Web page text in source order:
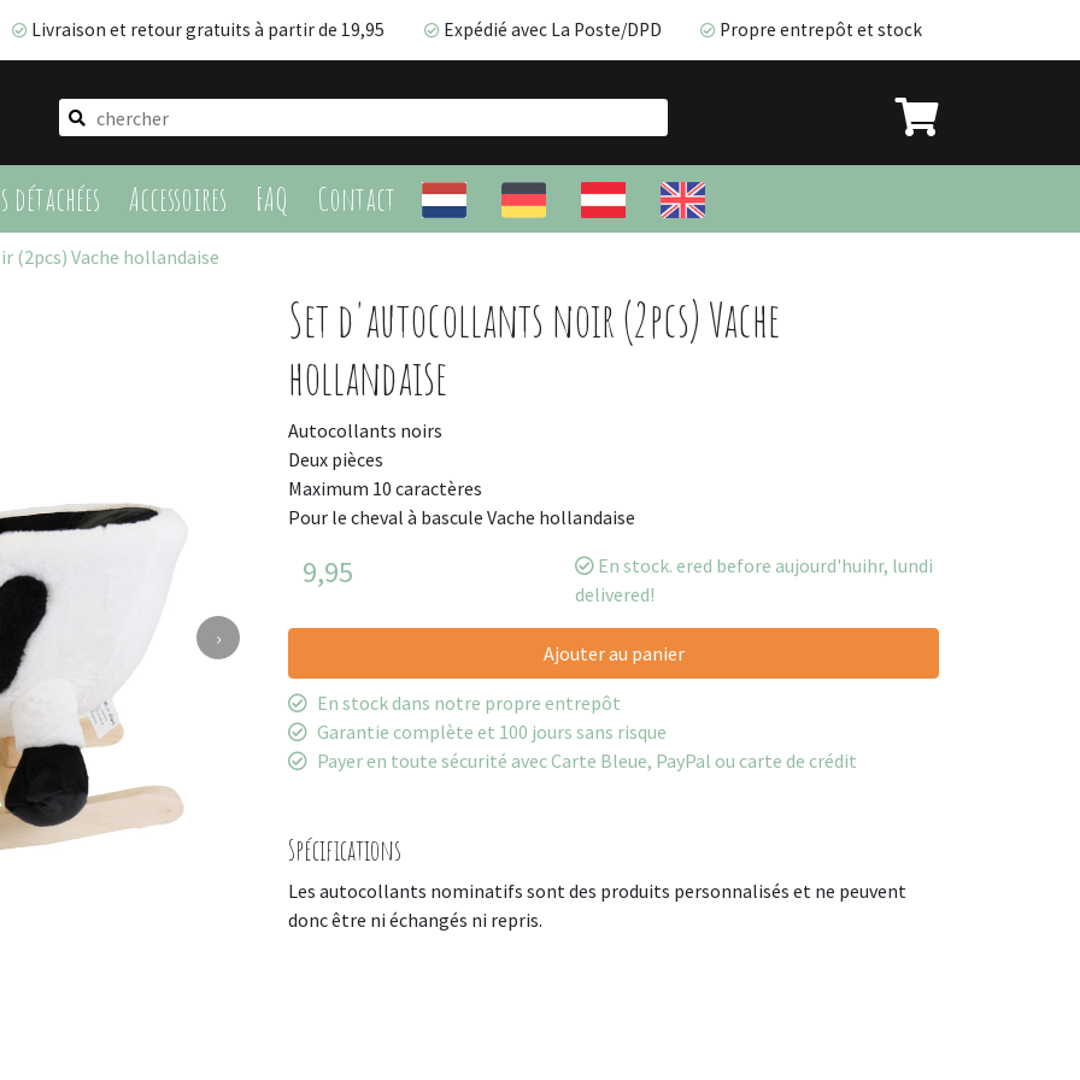
Livraison et retour gratuits à partir de 19,95 Expédié avec La Poste/DPD Propre entrepôt et stock
détachées Accessoires FAQ Contact
Livraison et retour gratuits à partir de 19,95 Expédié avec La Poste/DPD
(2pcs) Vache hollandaise
›
Set d'autocollants noir (2pcs) Vache
hollandaise
Autocollants noirs
Deux pièces
Maximum 10 caractères
Pour le cheval à bascule Vache hollandaise
9,95
En stock. ered before aujourd'huihr, lundi
delivered!
Ajouter au panier
En stock dans notre propre entrepôt
Garantie complète et 100 jours sans risque
Payer en toute sécurité avec Carte Bleue, PayPal ou carte de crédit
Spécifications
Les autocollants nominatifs sont des produits personnalisés et ne peuvent
donc être ni échangés ni repris.